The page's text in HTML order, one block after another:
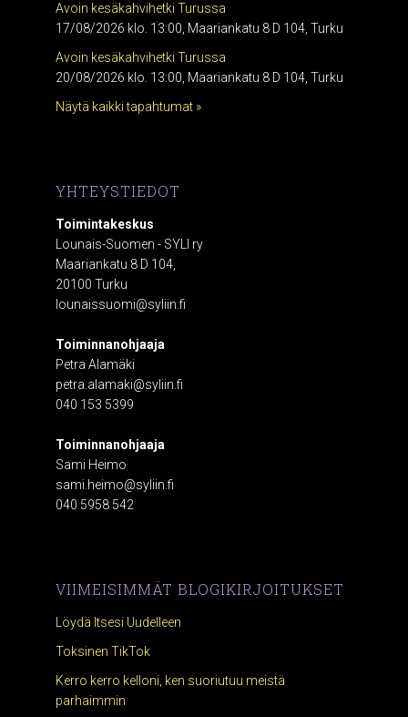
Avoin kesäkahvihetki Turussa
17/08/2026 klo. 13:00, Maariankatu 8 D 104, Turku
Avoin kesäkahvihetki Turussa
20/08/2026 klo. 13:00, Maariankatu 8 D 104, Turku
Näytä kaikki tapahtumat »
YHTEYSTIEDOT
Toimintakeskus
Lounais-Suomen - SYLI ry
Maariankatu 8 D 104,
20100 Turku
lounaissuomi@syliin.fi
Toiminnanohjaaja
Petra Alamäki
petra.alamaki@syliin.fi
040 153 5399
Toiminnanohjaaja
Sami Heimo
sami.heimo@syliin.fi
040 5958 542
VIIMEISIMMÄT BLOGIKIRJOITUKSET
Löydä Itsesi Uudelleen
Toksinen TikTok
Kerro kerro kelloni, ken suoriutuu meistä
parhaimmin